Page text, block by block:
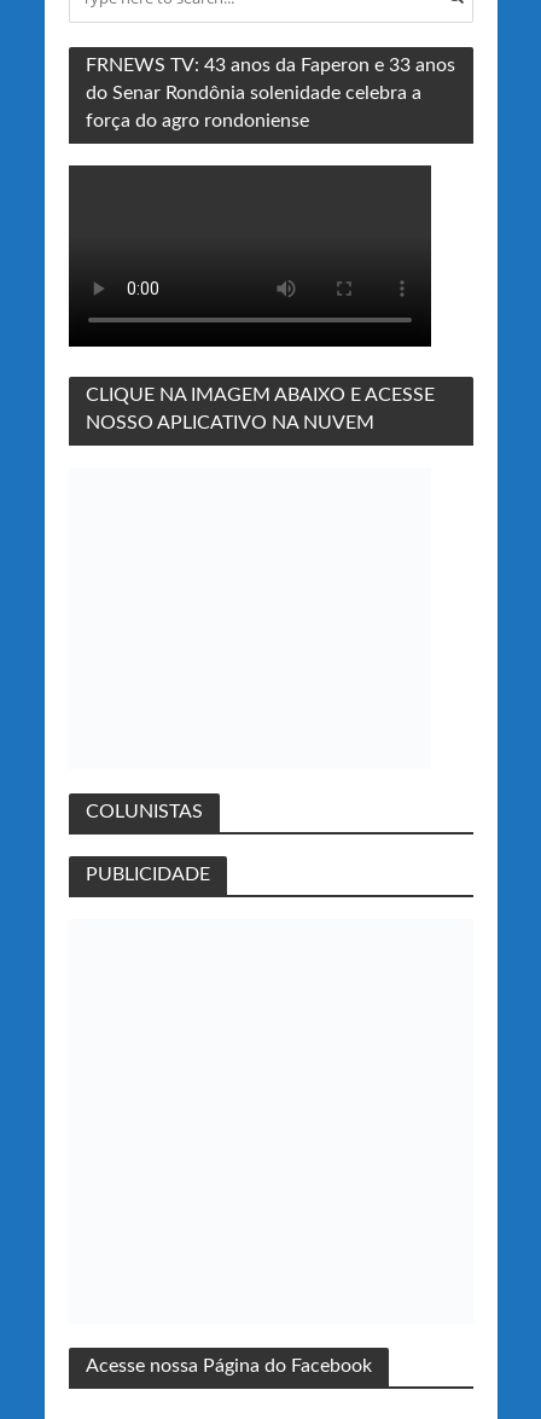
FRNEWS TV: 43 anos da Faperon e 33 anos
do Senar Rondônia solenidade celebra a
força do agro rondoniense
CLIQUE NA IMAGEM ABAIXO E ACESSE
NOSSO APLICATIVO NA NUVEM
COLUNISTAS
PUBLICIDADE
Acesse nossa Página do Facebook